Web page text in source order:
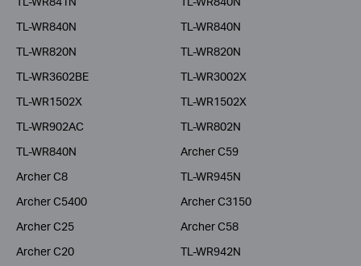
TL-WR840N
TL-WR840N
TL-WR820N
TL-WR820N
TL-WR3602BE
TL-WR3002X
TL-WR1502X
TL-WR1502X
TL-WR902AC
TL-WR802N
TL-WR840N
Archer C59
Archer C8
TL-WR945N
Archer C5400
Archer C3150
Archer C25
Archer C58
Archer C20
TL-WR942N